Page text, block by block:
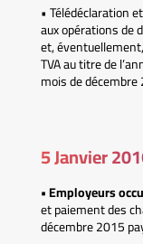
• Télédéclaration
aux opérations de
et,
TVA au titre de
mois de
5 Janvier
• Employeurs
et paiement des
décembre 2015